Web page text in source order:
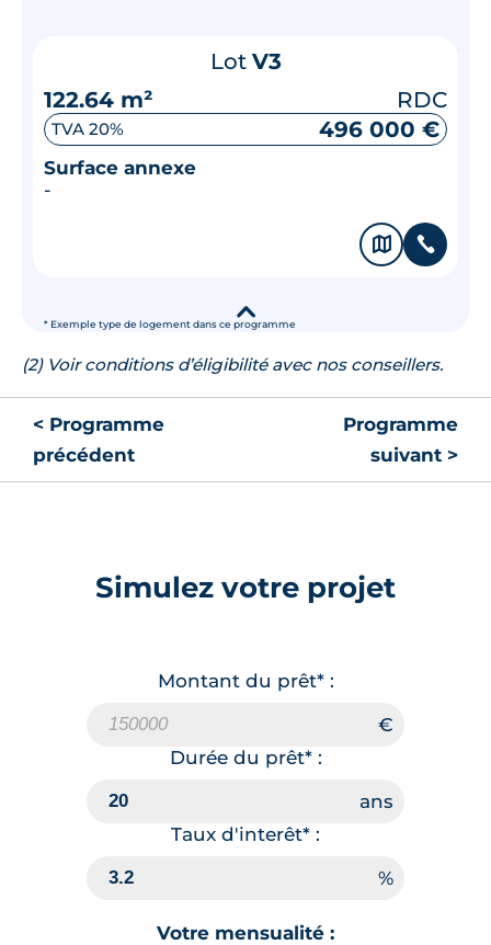
* Exemple type de logement dans ce programme
Lot V3
122.64 m²
RDC
TVA 20% 496 000 €
Surface annexe
-
🗞 📞
▾
(2) Voir conditions d’éligibilité avec nos conseillers.
< Programme
précédent
Programme
suivant >
Simulez votre projet
Montant du prêt* :
Durée du prêt* :
Taux d'interêt* :
Votre mensualité :